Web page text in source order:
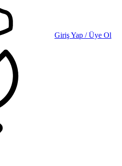
Giriş Yap / Üye Ol